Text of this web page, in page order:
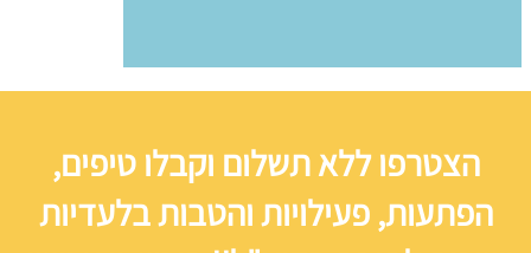
הצטרפו ללא תשלום וקבלו טיפים,
הפתעות, פעילויות והטבות בלעדיות